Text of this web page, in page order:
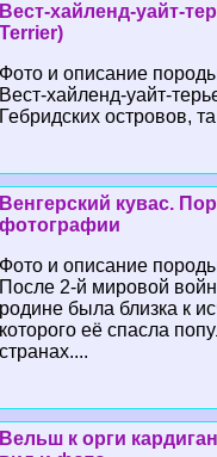
Вест-хайленд-уайт-
Terrier)
Фото и описание
Вест-хайленд-уайт-
Гебридских островов,
Венгерский кувас.
фотографии
Фото и описание
После 2-й мировой
родине была близка к
которого её спасла
странах....
Вельш к opги